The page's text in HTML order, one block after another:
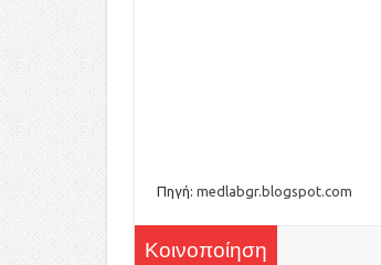
Πηγή: medlabgr.blogspot.com
Κοινοποίηση